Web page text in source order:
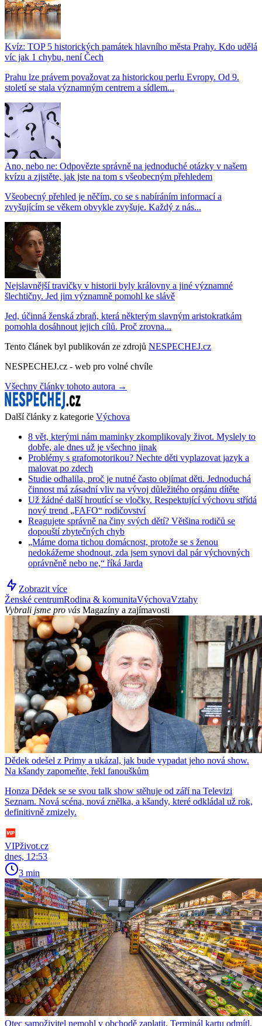
Kvíz: TOP 5 historických památek hlavního města Prahy. Kdo udělá
víc jak 1 chybu, není Čech
Prahu lze právem považovat za historickou perlu Evropy. Od 9.
století se stala významným centrem a sídlem...
Ano, nebo ne: Odpovězte správně na jednoduché otázky v našem
kvízu a zjistěte, jak jste na tom s všeobecným přehledem
Všeobecný přehled je něčím, co se s nabíráním informací a
zvyšujícím se věkem obvykle zvyšuje. Každý z nás...
Nejslavnější travičky v historii byly královny a jiné významné
šlechtičny. Jed jim významně pomohl ke slávě
Jed, účinná ženská zbraň, která některým slavným aristokratkám
pomohla dosáhnout jejich cílů. Proč zrovna...
Tento článek byl publikován ze zdrojů NESPECHEJ.cz
NESPECHEJ.cz - web pro volné chvíle
Všechny články tohoto autora →
Další články z kategorie Výchova
8 vět, kterými nám maminky zkomplikovaly život. Myslely to
dobře, ale dnes už je všechno jinak
Problémy s grafomotorikou? Nechte děti vyplazovat jazyk a
malovat po zdech
Studie odhalila, proč je nutné často objímat děti. Jednoduchá
činnost má zásadní vliv na vývoj důležitého orgánu dítěte
Už žádné další hroutící se vločky. Respektující výchovu střídá
nový trend „FAFO“ rodičovství
Reagujete správně na činy svých dětí? Většina rodičů se
dopouští zbytečných chyb
„Máme doma tichou domácnost, protože se s ženou
nedokážeme shodnout, zda jsem synovi dal pár výchovných
oprávněně nebo ne,“ říká Jarda
Zobrazit více
Ženské centrumRodina & komunitaVýchovaVztahy
Vybrali jsme pro vás Magazíny a zajímavosti
Dědek odešel z Primy a ukázal, jak bude vypadat jeho nová show.
Na kšandy zapomeňte, řekl fanouškům
Honza Dědek se se svou talk show stěhuje od září na Televizi
Seznam. Nová scéna, nová znělka, a kšandy, které odkládal už rok,
definitivně zmizely.
VIPživot.cz
dnes, 12:53
3 min
Otec samoživitel nemohl v obchodě zaplatit. Terminál kartu odmítl,